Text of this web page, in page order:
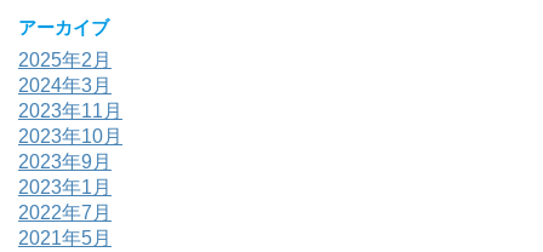
アーカイブ
2025年2月
2024年3月
2023年11月
2023年10月
2023年9月
2023年1月
2022年7月
2021年5月